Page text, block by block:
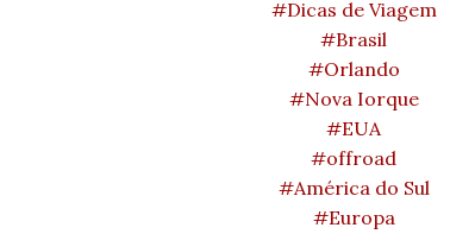
#Dicas de Viagem
#Brasil
#Orlando
#Nova Iorque
#EUA
#offroad
#América do Sul
#Europa